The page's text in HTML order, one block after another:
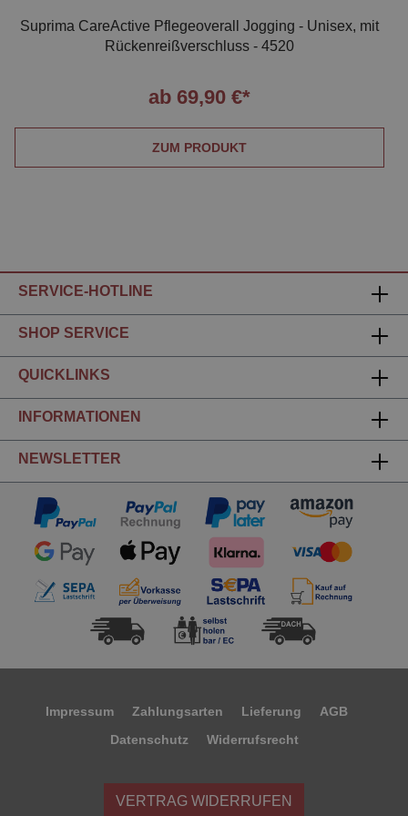
Suprima CareActive Pflegeoverall Jogging - Unisex, mit
Rückenreißverschluss - 4520
ab 69,90 €*
ZUM PRODUKT
SERVICE-HOTLINE
SHOP SERVICE
QUICKLINKS
INFORMATIONEN
NEWSLETTER
Impressum Zahlungsarten Lieferung
AGB
Datenschutz
Widerrufsrecht
VERTRAG WIDERRUFEN